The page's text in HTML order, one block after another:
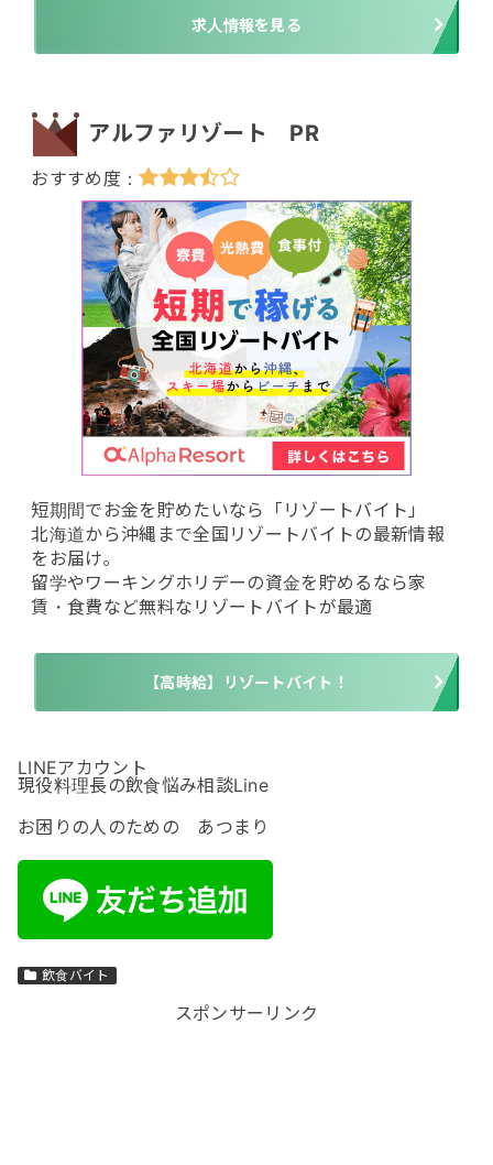
求人情報を見る
アルファリゾート PR
短期間でお金を貯めたいなら「リゾートバイト」
北海道から沖縄まで全国リゾートバイトの最新情報
をお届け。
留学やワーキングホリデーの資金を貯めるなら家
賃・食費など無料なリゾートバイトが最適
【高時給】リゾートバイト！
LINEアカウント
現役料理長の飲食悩み相談Line
お困りの人のための あつまり
飲食バイト
スポンサーリンク